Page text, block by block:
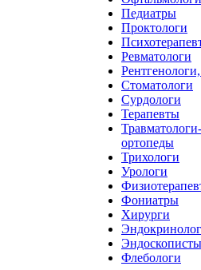
Педиатры
Проктологи
Ревматологи
Стоматологи
Сурдологи
Терапевты
Травматологи-
ортопеды
Трихологи
Урологи
Фониатры
Хирурги
Эндоскописты
Флебологи